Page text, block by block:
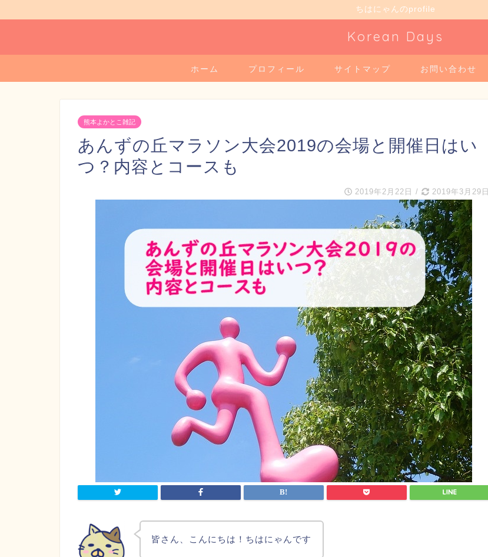
ちはにゃんのprofile
Korean Days
ホーム プロフィール サイトマップ お問い合わせ
熊本よかとこ雑記
あんずの丘マラソン大会2019の会場と開催日はい
つ？内容とコースも
2019年2月22日 / 2019年3月29日
皆さん、こんにちは！ちはにゃんです